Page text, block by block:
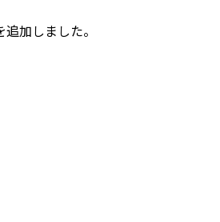
加しました。